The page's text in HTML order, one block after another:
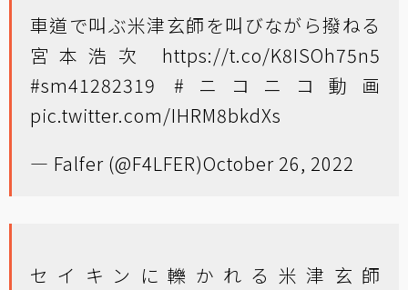
車道で叫ぶ米津玄師を叫びながら撥ねる
宮本浩次 https://t.co/K8ISOh75n5
#sm41282319
#ニコニコ動画
pic.twitter.com/IHRM8bkdXs
— Falfer (@F4LFER)October 26, 2022
セイキンに轢かれる米津玄師